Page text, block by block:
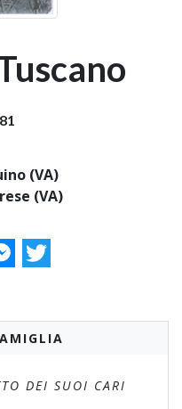
(VA)
(VA)
Messenger
Twitter
DEI SUOI CARI